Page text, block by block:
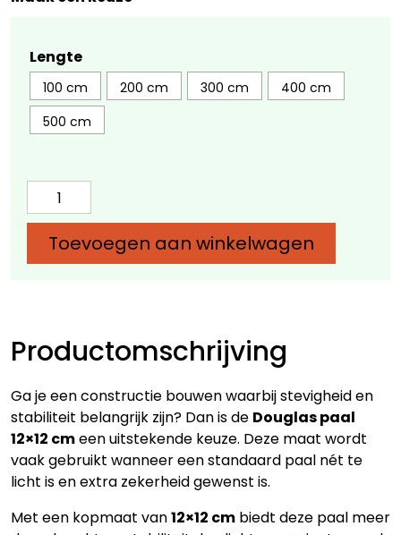
Lengte
100 cm 200 cm 300 cm
400 cm
500 cm
Douglas
paal
12x12
aantal
Toevoegen aan winkelwagen
Productomschrijving
Ga je een constructie bouwen waarbij stevigheid en
stabiliteit belangrijk zijn? Dan is de Douglas paal
12×12 cmeen uitstekende keuze. Deze maat wordt
vaak gebruikt wanneer een standaard paal nét te
licht is en extra zekerheid gewenst is.
Met een kopmaat van12×12 cm biedt deze paal meer